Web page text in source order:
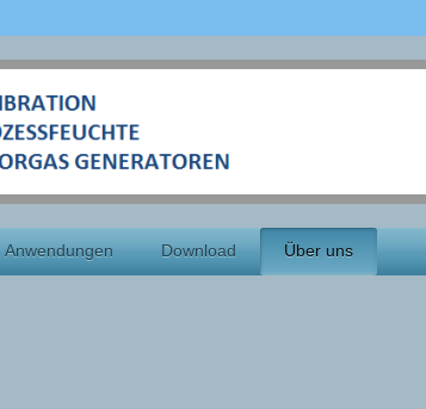
Anwendungen Download Über uns